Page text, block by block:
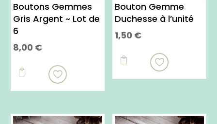
Boutons Gemmes
Gris Argent ~ Lot de
6
8,00 €

Bouton Gemme
Duchesse à l’unité
1,50 €
